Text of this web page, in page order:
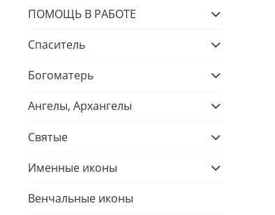
ПОМОЩЬ В РАБОТЕ
Спаситель
Богоматерь
Ангелы, Архангелы
Святые
Именные иконы
Венчальные иконы